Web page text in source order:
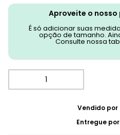
Aproveite o
É só adicionar suas
opção de tamanho.
Consulte nossa
Vendido por
Entregue por